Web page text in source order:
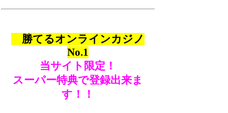
勝てるオンラインカジノ
No.1
当サイト限定！
スーパー特典で登録出来ま
す！！